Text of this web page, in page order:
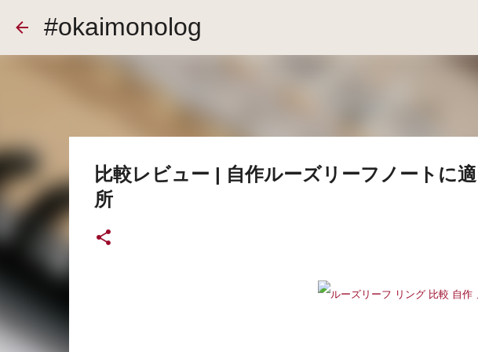
#okaimonolog
比較レビュー | 自作ルーズリーフノートに
所